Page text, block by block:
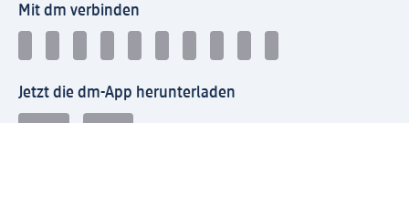
Mit dm verbinden
Jetzt die dm-App herunterladen